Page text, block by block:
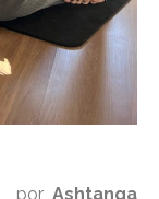
porAshtanga